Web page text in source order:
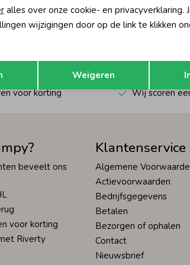
korting* op je
Hoe we met je data
voor korting Wij scoren
beveelt ons
voor korting
Riverty
Klantenservice
Algemene
Actievoorwaarden
Bedrijfsgegevens
Betalen
Bezorgen of ophalen
Contact
Nieuwsbrief
Opslaan
alles over onze cookie- en privacyverklaring.
wijzigingen door op de link te klikken
Weigeren